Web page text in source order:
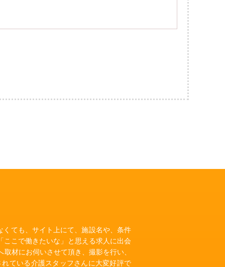
ても、サイト上にて、施設名や、条件
こで働きたいな」と思える求人に出会
材にお伺いさせて頂き、撮影を行い、
ている介護スタッフさんに大変好評で